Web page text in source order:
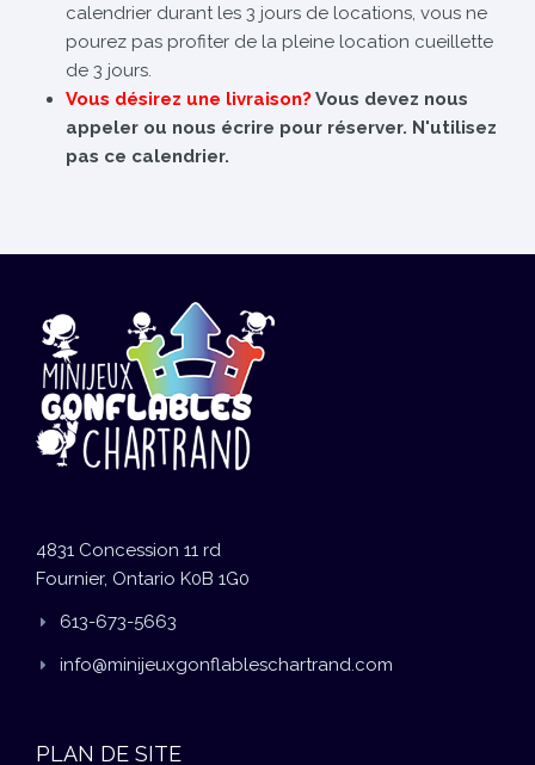
calendrier durant les 3 jours de locations, vous ne
pourez pas profiter de la pleine location cueillette
de 3 jours.
Vous désirez une livraison? Vous devez nous
appeler ou nous écrire pour réserver. N'utilisez
pas ce calendrier.
4831 Concession 11 rd
Fournier, Ontario K0B 1G0
613-673-5663
info@minijeuxgonflableschartrand.com
PLAN DE SITE